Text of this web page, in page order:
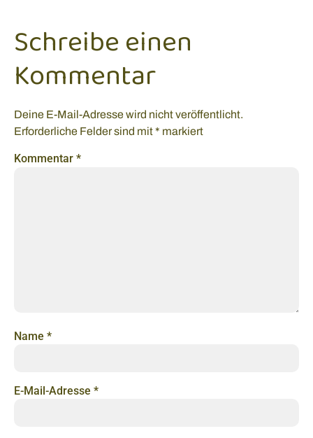
Schreibe einen
Kommentar
Deine E-Mail-Adresse wird nicht veröffentlicht.
Erforderliche Felder sind mit* markiert
Kommentar *
Name *
E-Mail-Adresse *